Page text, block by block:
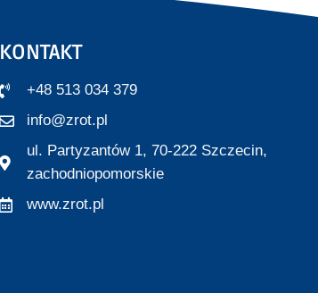
KONTAKT
+48 513 034 379
info@zrot.pl
ul. Partyzantów 1, 70-222 Szczecin,
zachodniopomorskie
www.zrot.pl